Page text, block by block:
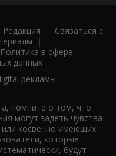
Редакция | Связаться с
|
Политика в сфере
данных
рекламы
помните о том, что
могут задеть чувства
или косвенно имеющих
которые
будут